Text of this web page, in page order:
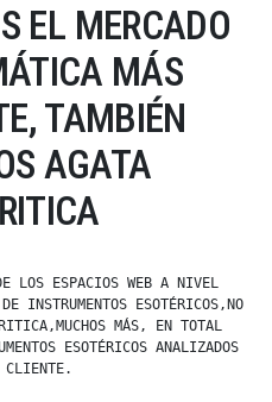
EL MERCADO
MÁS
TAMBIÉN
AGATA
LOS ESPACIOS WEB A NIVEL
INSTRUMENTOS ESOTÉRICOS,NO
MÁS, EN TOTAL
ESOTÉRICOS ANALIZADOS
CLIENTE.